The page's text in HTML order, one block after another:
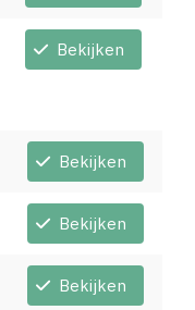
Bekijken
Bekijken
Bekijken
Bekijken